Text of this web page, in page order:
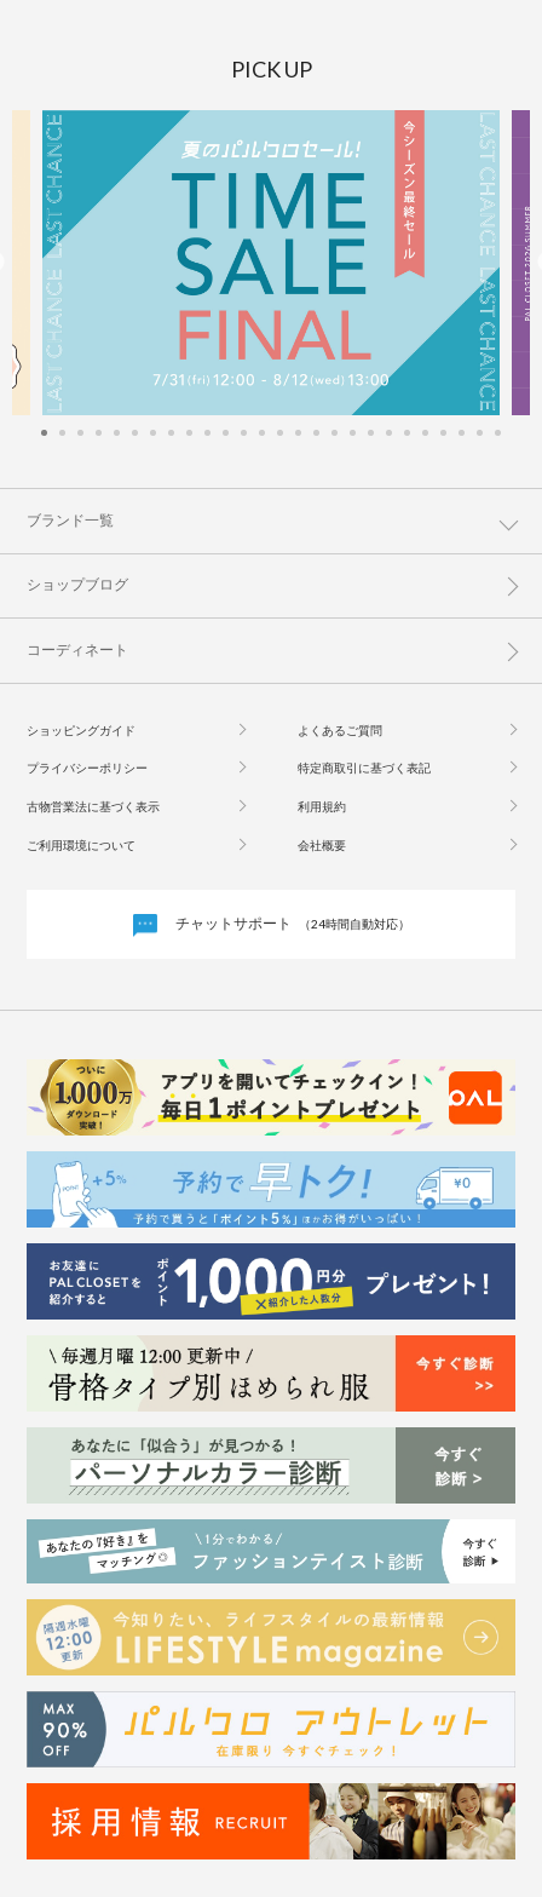
PICK UP
ブランド一覧
ショップブログ
コーディネート
ショッピングガイド よくあるご質問
プライバシーポリシー 特定商取引に基づく表記
古物営業法に基づく表示 利用規約
ご利用環境について 会社概要
チャットサポート （24時間自動対応）